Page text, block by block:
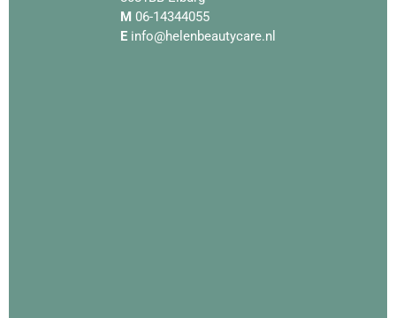
M 06-14344055
E info@helenbeautycare.nl